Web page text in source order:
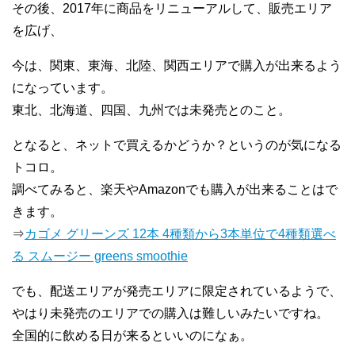
その後、2017年に商品をリニューアルして、販売エリア
を広げ、
今は、関東、東海、北陸、関西エリアで購入が出来るよう
になっています。
東北、北海道、四国、九州では未発売とのこと。
となると、ネットで買えるかどうか？というのが気になる
トコロ。
調べてみると、楽天やAmazonでも購入が出来ることはで
きます。
⇒カゴメ グリーンズ 12本 4種類から3本単位で4種類選べ
る スムージー greens smoothie
でも、配送エリアが発売エリアに限定されているようで、
やはり未発売のエリアでの購入は難しいみたいですね。
全国的に飲める日が来るといいのになぁ。